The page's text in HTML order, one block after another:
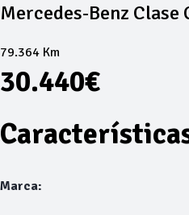
Mercedes-Benz Clase
79.364 Km
30.440€
Marca: